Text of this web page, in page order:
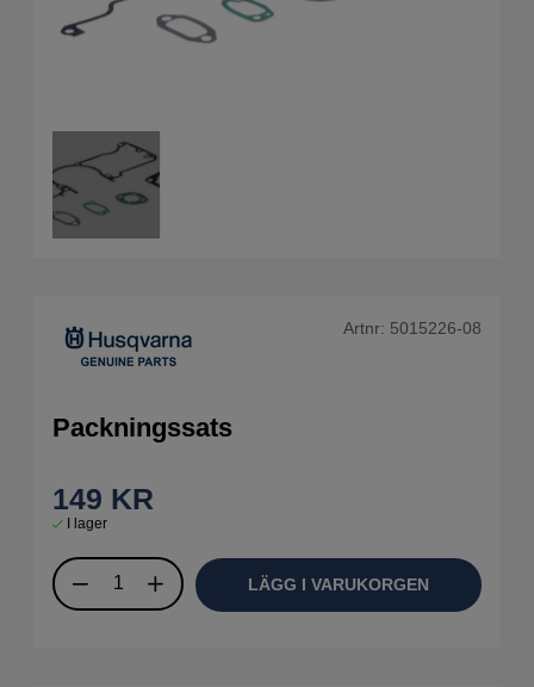
Artnr: 5015226-08
Packningssats
149 KR
I lager
LÄGG I VARUKORGEN